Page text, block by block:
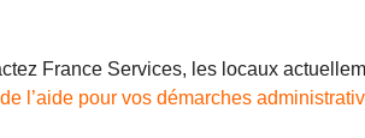
France Services, les locaux
l’aide pour vos démarches